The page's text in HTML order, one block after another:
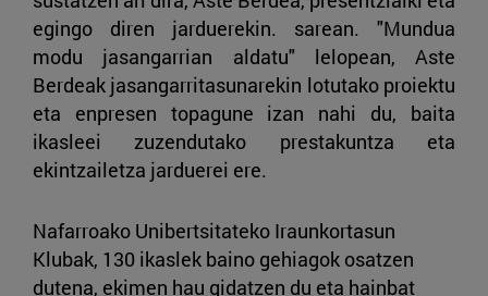
egingo diren jarduerekin. sarean. "Mundua
modu jasangarrian aldatu" lelopean, Aste
Berdeak jasangarritasunarekin lotutako proiektu
eta enpresen topagune izan nahi du, baita
ikasleei zuzendutako prestakuntza eta
ekintzailetza jarduerei ere.
Nafarroako Unibertsitateko Iraunkortasun
Klubak, 130 ikaslek baino gehiagok osatzen
dutena, ekimen hau gidatzen du eta hainbat